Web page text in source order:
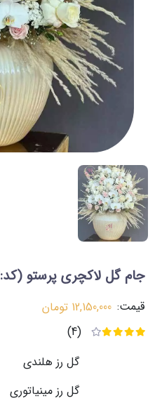
جام گل لاکچری پرستو (کد:312)
قیمت: 12,150,000 تومان
(4)
گل رز هلندی
گل رز مینیاتوری